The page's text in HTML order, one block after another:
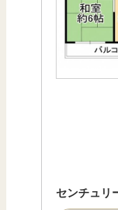
センチュリ